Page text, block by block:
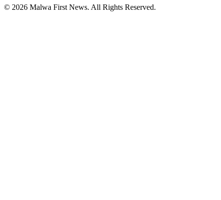
© 2026 Malwa First News. All Rights Reserved.